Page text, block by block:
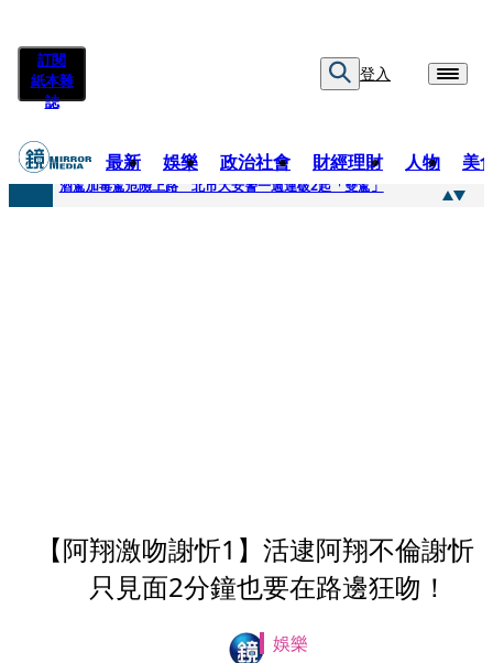
訂閱
紙本雜
誌
登入
最新 娛樂 政治社會 財經理財 人物 美
快訊
酒駕加毒駕危險上路 北市大安警一週連破2起「雙駕」
【阿翔激吻謝忻1】活逮阿翔不倫謝
只見面2分鐘也要在路邊狂吻！
娛樂